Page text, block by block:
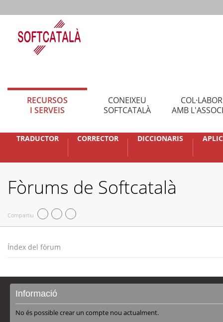
RECURSOS
I SERVEIS
CONEIXEU
SOFTCATALÀ
AMB
TRADUCTOR CORRECTOR DICCIONARIS
Fòrums de Softcatalà
Compartiu
Índex del fòrum
Informació
No és possible crear un compte nou actualment.